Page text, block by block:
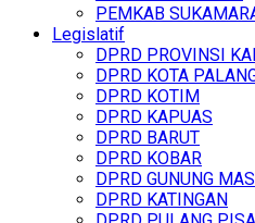
PEMKAB
Legislatif
DPRD PROVINSI
DPRD KOTA
DPRD KOTIM
DPRD KAPUAS
DPRD BARUT
DPRD KOBAR
DPRD GUNUNG MAS
DPRD KATINGAN